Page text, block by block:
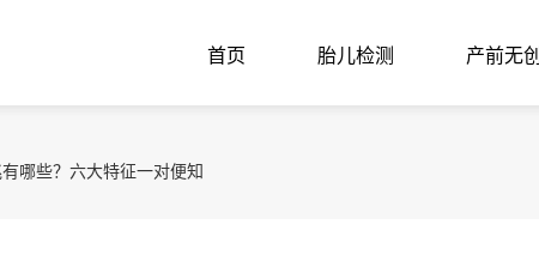
首页 胎儿检测 产前无创
哪些？六大特征一对便知